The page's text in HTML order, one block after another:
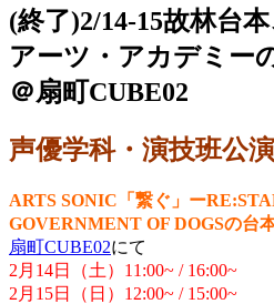
(終了)2/14-15故林台
アーツ・アカデミー
＠扇町CUBE02
声優学科・演技班公演
ARTS SONIC「繋ぐ」ー
GOVERNMENT OF DOGSの台
扇町CUBE02にて
2月14日（土）11:00~ / 16:00~
2月15日（日）12:00~ / 15:00~